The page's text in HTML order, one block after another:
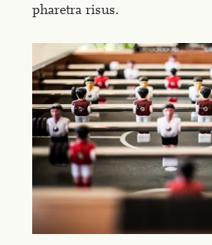
pharetra risus.